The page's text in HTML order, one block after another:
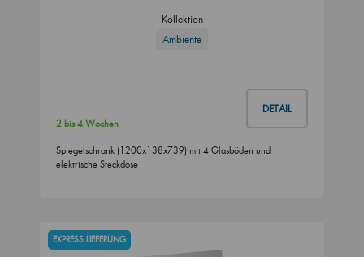
Kollektion
Ambiente
DETAIL
2 bis 4 Wochen
Spiegelschrank (1200x138x739) mit 4 Glasböden und
elektrische Steckdose
EXPRESS LIEFERUNG